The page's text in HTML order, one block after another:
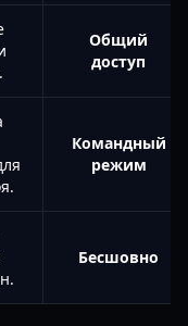
Общий
доступ
Командный
режим
Бесшовно